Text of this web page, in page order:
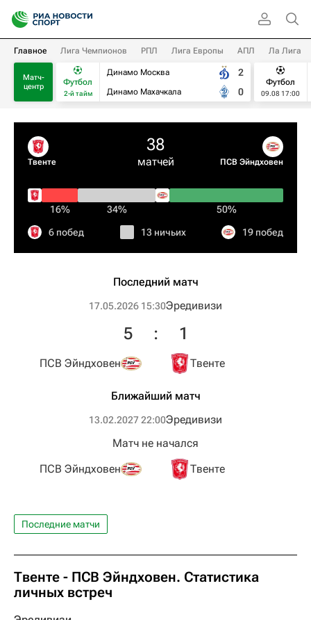
Главное Лига Чемпионов РПЛ Лига Европы АПЛ Ла Лига
Матч-
центр
Футбол
2-й тайм
Динамо Москва
Динамо Махачкала
2
0
Футбол
09.08 17:00
Твенте
38
матчей ПСВ Эйндховен
16% 34% 50%
6 побед 13 ничьих 19 побед
Последний матч
17.05.2026 15:30Эредивизи
ПСВ Эйндховен
5 : 1
Твенте
Ближайший матч
13.02.2027 22:00Эредивизи
ПСВ Эйндховен
Матч не начался
Твенте
Последние матчи
Твенте - ПСВ Эйндховен. Статистика
личных встреч